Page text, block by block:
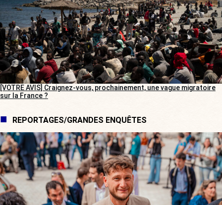
[VOTRE AVIS] Craignez-vous, prochainement, une vague migratoire
sur la France ?
REPORTAGES/GRANDES ENQUÊTES